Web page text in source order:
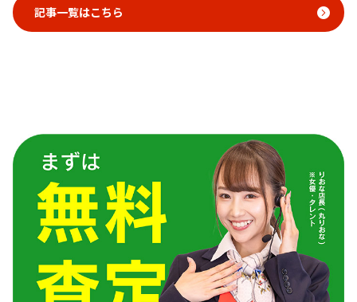
記事一覧はこちら